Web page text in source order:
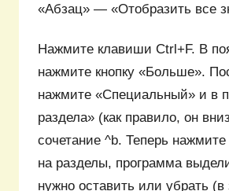
«Абзац» — «Отобразить все
Нажмите клавиши Ctrl+F. В
нажмите кнопку «Больше».
нажмите «Специальный» и в
раздела» (как правило, он
сочетание ^b. Теперь
на разделы, программа
нужно оставить или убрать (в